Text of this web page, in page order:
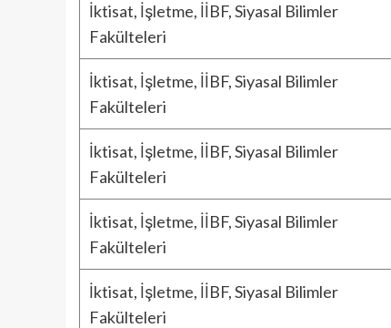
İktisat, İşletme, İİBF, Siyasal Bilimler
Fakülteleri
İktisat, İşletme, İİBF, Siyasal Bilimler
Fakülteleri
İktisat, İşletme, İİBF, Siyasal Bilimler
Fakülteleri
İktisat, İşletme, İİBF, Siyasal Bilimler
Fakülteleri
İktisat, İşletme, İİBF, Siyasal Bilimler
Fakülteleri